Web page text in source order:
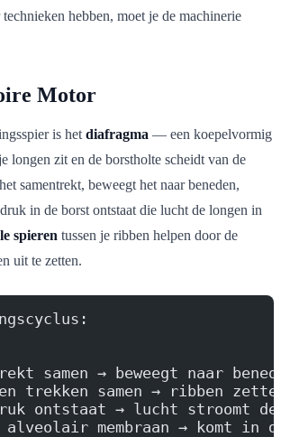
hebben, moet je de machinerie
Motor
is het diafragma — een koepelvormig
longen zit en de borstholte scheidt van de
samentrekt, beweegt het naar beneden,
in de borst ontstaat die lucht de longen in
spieren tussen je ribben helpen door de
uit te zetten.
samen → beweegt naar
trekken samen → ribben
ontstaat → lucht stroomt
alveolair membraan → komt in